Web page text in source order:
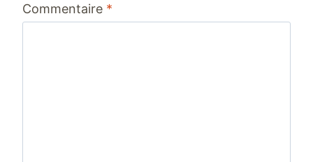
Commentaire *